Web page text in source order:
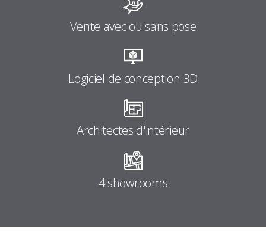
Vente avec ou sans pose
Logiciel de conception 3D
Architectes d'intérieur
4 showrooms